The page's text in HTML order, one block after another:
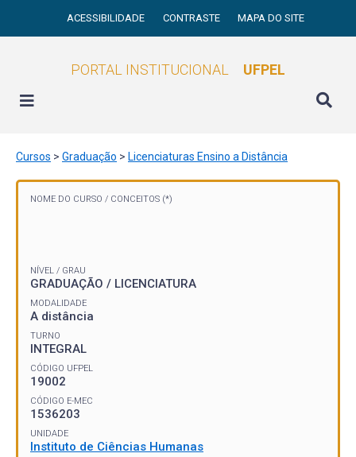
ACESSIBILIDADE CONTRASTE MAPA DO SITE
PORTAL INSTITUCIONAL UFPEL
Cursos > Graduação > Licenciaturas Ensino a Distância
NOME DO CURSO / CONCEITOS (*)
NÍVEL / GRAU
GRADUAÇÃO / LICENCIATURA
MODALIDADE
A distância
TURNO
INTEGRAL
CÓDIGO UFPEL
19002
CÓDIGO E-MEC
1536203
UNIDADE
Instituto de Ciências Humanas